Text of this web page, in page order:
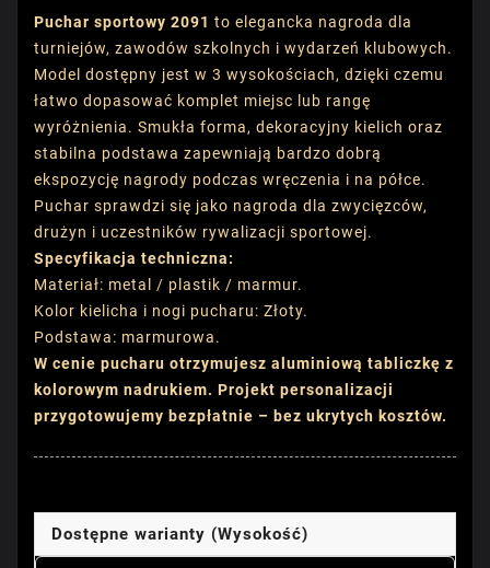
Puchar sportowy 2091 to elegancka nagroda dla
turniejów, zawodów szkolnych i wydarzeń klubowych.
Model dostępny jest w 3 wysokościach, dzięki czemu
łatwo dopasować komplet miejsc lub rangę
wyróżnienia. Smukła forma, dekoracyjny kielich oraz
stabilna podstawa zapewniają bardzo dobrą
ekspozycję nagrody podczas wręczenia i na półce.
Puchar sprawdzi się jako nagroda dla zwycięzców,
drużyn i uczestników rywalizacji sportowej.
Specyfikacja techniczna:
Materiał: metal / plastik / marmur.
Kolor kielicha i nogi pucharu: Złoty.
Podstawa: marmurowa.
W cenie pucharu otrzymujesz aluminiową tabliczkę z
kolorowym nadrukiem. Projekt personalizacji
przygotowujemy bezpłatnie – bez ukrytych kosztów.
Dostępne warianty (Wysokość)